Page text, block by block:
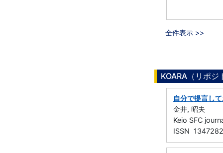
全件表示 >>
KOARA（リポ
自分で提言し
金井, 昭夫
Keio SFC
ISSN